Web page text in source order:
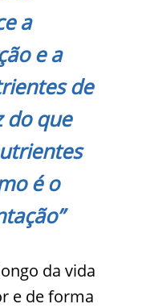
a
e a
de
do que
é o
da vida
e de forma